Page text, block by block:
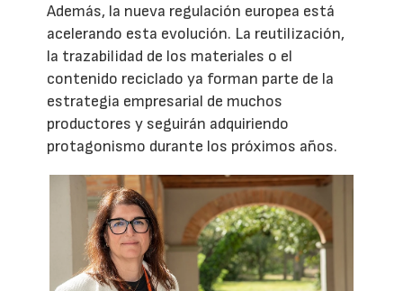
Además, la nueva regulación europea está
acelerando esta evolución. La reutilización,
la trazabilidad de los materiales o el
contenido reciclado ya forman parte de la
estrategia empresarial de muchos
productores y seguirán adquiriendo
protagonismo durante los próximos años.